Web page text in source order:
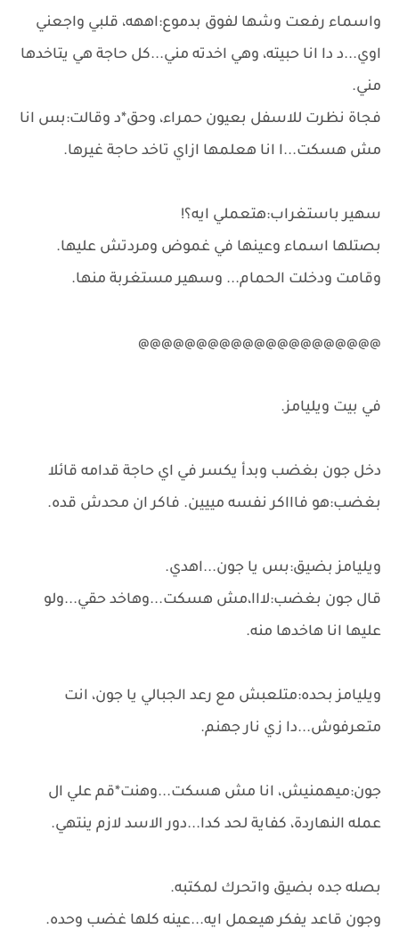
واسماء رفعت وشها لفوق بدموع:اههه، قلبي واجعني
اوي...د دا انا حبيته، وهي اخدته مني...كل حاجة هي يتاخدها
مني.
فجاة نظرت للاسفل بعيون حمراء، وحق*د وقالت:بس انا
مش هسكت...ا انا هعلمها ازاي تاخد حاجة غيرها.
سهير باستغراب:هتعملي ايه؟!
بصتلها اسماء وعينها في غموض ومردتش عليها.
وقامت ودخلت الحمام... وسهير مستغربة منها.
@@@@@@@@@@@@@@@@@@@@@
في بيت ويليامز.
دخل جون بغضب وبدأ يكسر في اي حاجة قدامه قائلا
بغضب:هو فاااكر نفسه مييين. فاكر ان محدش قده.
ويليامز بضيق:بس يا جون...اهدي.
قال جون بغضب:لااا،مش هسكت...وهاخد حقي...ولو
عليها انا هاخدها منه.
ويليامز بحده:متلعبش مع رعد الجبالي يا جون، انت
متعرفوش...دا زي نار جهنم.
جون:ميهمنيش، انا مش هسكت...وهنت*قم علي ال
عمله النهاردة، كفاية لحد كدا...دور الاسد لازم ينتهي.
بصله جده بضيق واتحرك لمكتبه.
وجون قاعد يفكر هيعمل ايه...عينه كلها غضب وحده.